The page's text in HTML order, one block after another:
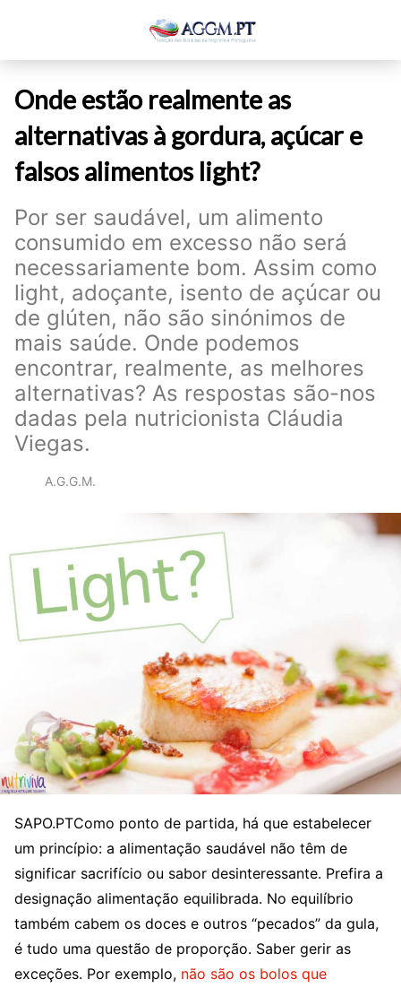
Onde estão realmente as
alternativas à gordura, açúcar e
falsos alimentos light?
Por ser saudável, um alimento
consumido em excesso não será
necessariamente bom. Assim como
light, adoçante, isento de açúcar ou
de glúten, não são sinónimos de
mais saúde. Onde podemos
encontrar, realmente, as melhores
alternativas? As respostas são-nos
dadas pela nutricionista Cláudia
Viegas.
A.G.G.M.
SAPO.PTComo ponto de partida, há que estabelecer
um princípio: a alimentação saudável não têm de
significar sacrifício ou sabor desinteressante. Prefira a
designação alimentação equilibrada. No equilíbrio
também cabem os doces e outros “pecados” da gula,
é tudo uma questão de proporção. Saber gerir as
exceções. Por exemplo, não são os bolos que